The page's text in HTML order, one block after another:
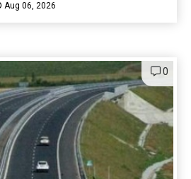
Aug 06, 2026
0